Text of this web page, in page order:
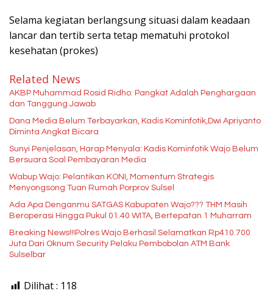
Selama kegiatan berlangsung situasi dalam keadaan
lancar dan tertib serta tetap mematuhi protokol
kesehatan (prokes)
Related News
AKBP Muhammad Rosid Ridho: Pangkat Adalah Penghargaan
dan Tanggung Jawab
Dana Media Belum Terbayarkan, Kadis Kominfotik,Dwi Apriyanto
Diminta Angkat Bicara
Sunyi Penjelasan, Harap Menyala: Kadis Kominfotik Wajo Belum
Bersuara Soal Pembayaran Media
Wabup Wajo: Pelantikan KONI, Momentum Strategis
Menyongsong Tuan Rumah Porprov Sulsel
Ada Apa Denganmu SATGAS Kabupaten Wajo??? THM Masih
Beroperasi Hingga Pukul 01.40 WITA, Bertepatan 1 Muharram
Breaking News!!!Polres Wajo Berhasil Selamatkan Rp410.700
Juta Dari Oknum Security Pelaku Pembobolan ATM Bank
Sulselbar
Dilihat : 118